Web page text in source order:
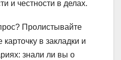
и честности в делах.
Пролистывайте
карточку в закладки и
знали ли вы о